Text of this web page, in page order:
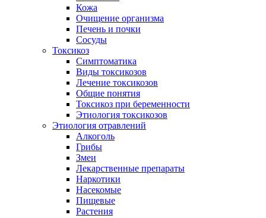
Кожа
Очищение организма
Печень и почки
Сосуды
Токсикоз
Cимптоматика
Виды токсикозов
Лечение токсикозов
Общие понятия
Токсикоз при беременности
Этиология токсикозов
Этиология отравлений
Алкоголь
Грибы
Змеи
Лекарственные препараты
Наркотики
Насекомые
Пищевые
Растения